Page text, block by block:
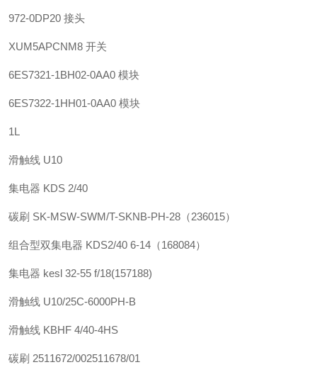
972-0DP20 接头
XUM5APCNM8 开关
6ES7321-1BH02-0AA0 模块
6ES7322-1HH01-0AA0 模块
1L
滑触线 U10
集电器 KDS 2/40
碳刷 SK-MSW-SWM/T-SKNB-PH-28（236015）
组合型双集电器 KDS2/40 6-14（168084）
集电器 kesl 32-55 f/18(157188)
滑触线 U10/25C-6000PH-B
滑触线 KBHF 4/40-4HS
碳刷 2511672/002511678/01